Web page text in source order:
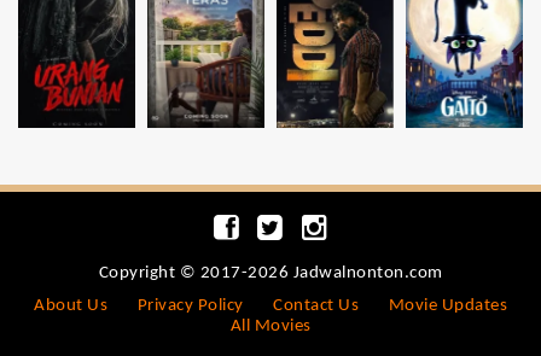
Copyright © 2017-2026 Jadwalnonton.com
About Us
Privacy Policy Contact Us
Movie Updates
All Movies